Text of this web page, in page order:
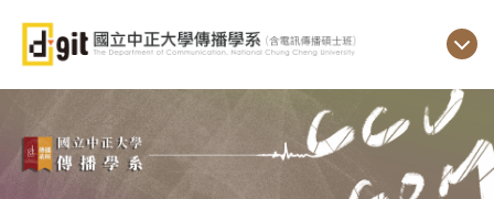
主
區